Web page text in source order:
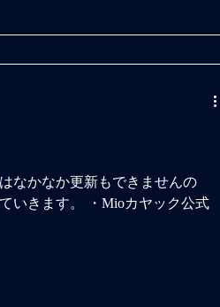
なかなか更新もできませんの
いきます。 ・Mioカヤック公式